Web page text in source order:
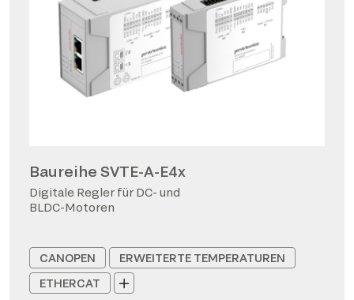
Baureihe SVTE-A-E4x
Digitale Regler für DC- und
BLDC-Motoren
CANOPEN
ERWEITERTE TEMPERATUREN
ETHERCAT